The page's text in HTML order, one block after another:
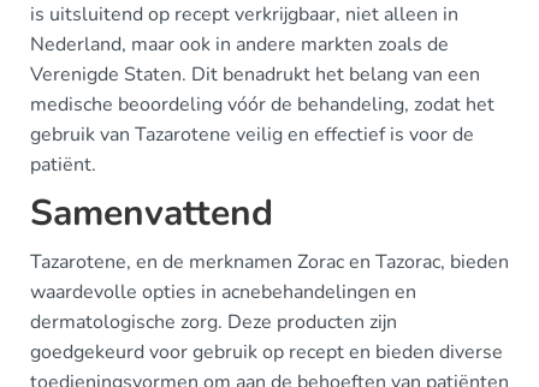
is uitsluitend op recept verkrijgbaar, niet alleen in
Nederland, maar ook in andere markten zoals de
Verenigde Staten. Dit benadrukt het belang van een
medische beoordeling vóór de behandeling, zodat het
gebruik van Tazarotene veilig en effectief is voor de
patiënt.
Samenvattend
Tazarotene, en de merknamen Zorac en Tazorac, bieden
waardevolle opties in acnebehandelingen en
dermatologische zorg. Deze producten zijn
goedgekeurd voor gebruik op recept en bieden diverse